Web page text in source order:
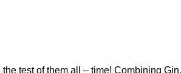
test of them all – time! Combining